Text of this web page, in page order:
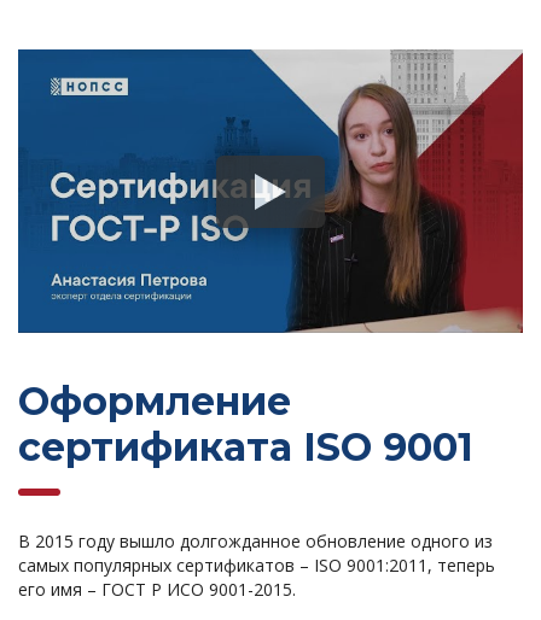
Оформление
сертификата ISO 9001
В 2015 году вышло долгожданное обновление одного из
самых популярных сертификатов – ISO 9001:2011, теперь
его имя – ГОСТ Р ИСО 9001-2015.